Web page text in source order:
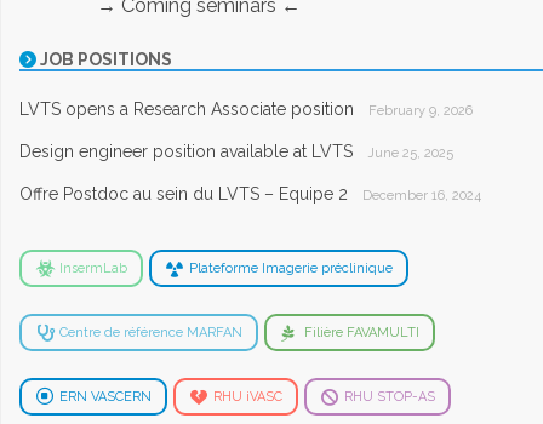
→ Coming seminars ←
JOB POSITIONS
LVTS opens a Research Associate position February 9, 2026
Design engineer position available at LVTS June 25, 2025
Offre Postdoc au sein du LVTS – Equipe 2 December 16, 2024
InsermLab Plateforme Imagerie préclinique
Centre de référence MARFAN Filière FAVAMULTI
ERN VASCERN RHU iVASC RHU STOP-AS